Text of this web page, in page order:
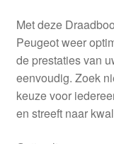
Privacybeleid
Wereldwijde
Winkelwagen
Met deze
Peugeot weer
de prestaties van
eenvoudig. Zoek
keuze voor
en streeft naar